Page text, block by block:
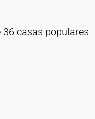
casas populares